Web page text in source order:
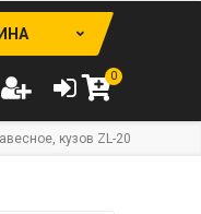
0
кузов ZL-20